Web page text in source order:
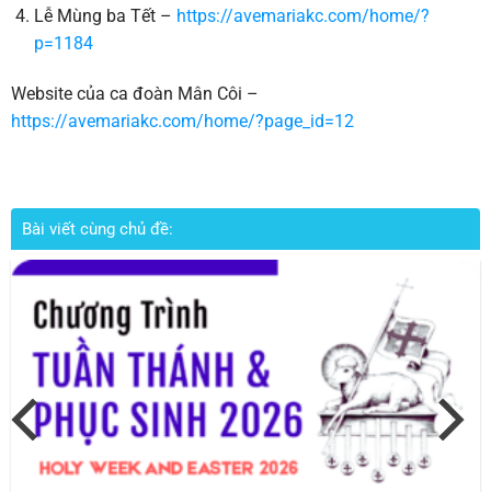
Lễ Mùng ba Tết – https://avemariakc.com/home/?
p=1184
Website của ca đoàn Mân Côi –
https://avemariakc.com/home/?page_id=12
Bài viết cùng chủ đề: